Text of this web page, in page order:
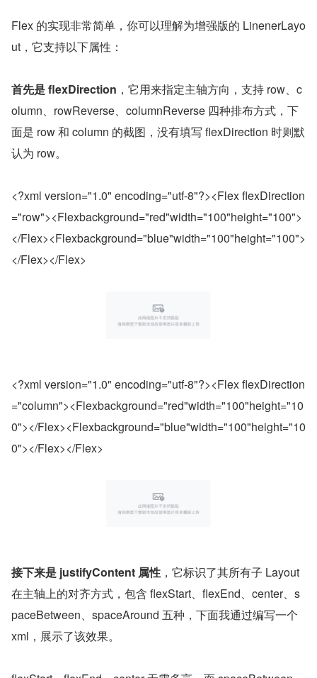
Flex 的实现非常简单，你可以理解为增强版的 LinenerLayo
ut，它支持以下属性：
首先是 flexDirection ，它用来指定主轴方向，支持 row、c
olumn、rowReverse、columnReverse 四种排布方式，下
面是 row 和 column 的截图，没有填写 flexDirection 时则默
认为 row。
<?xml version="1.0" encoding="utf-8"?><Flex flexDirection
="row"><Flexbackground="red"width="100"height="100">
</Flex><Flexbackground="blue"width="100"height="100">
</Flex></Flex>
<?xml version="1.0" encoding="utf-8"?><Flex flexDirection
="column"><Flexbackground="red"width="100"height="10
0"></Flex><Flexbackground="blue"width="100"height="10
0"></Flex></Flex>
接下来是 justifyContent 属性 ，它标识了其所有子 Layout
在主轴上的对齐方式，包含 flexStart、flexEnd、center、s
paceBetween、spaceAround 五种，下面我通过编写一个
xml，展示了该效果。